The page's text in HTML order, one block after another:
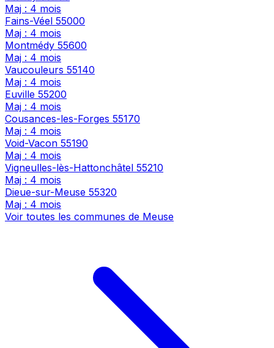
Maj : 4 mois
Fains-Véel 55000
Maj : 4 mois
Montmédy 55600
Maj : 4 mois
Vaucouleurs 55140
Maj : 4 mois
Euville 55200
Maj : 4 mois
Cousances-les-Forges 55170
Maj : 4 mois
Void-Vacon 55190
Maj : 4 mois
Vigneulles-lès-Hattonchâtel 55210
Maj : 4 mois
Dieue-sur-Meuse 55320
Maj : 4 mois
Voir toutes les communes de Meuse